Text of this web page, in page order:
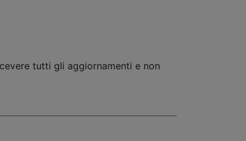
tutti gli aggiornamenti e non